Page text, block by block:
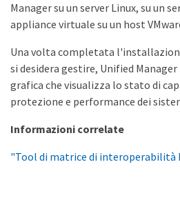
Manager su un server Linux, su un
appliance virtuale su un host
Una volta completata
si desidera gestire, Unified
grafica che visualizza lo stato di
protezione e performance dei
Informazioni correlate
"Tool di matrice di interoperabilità